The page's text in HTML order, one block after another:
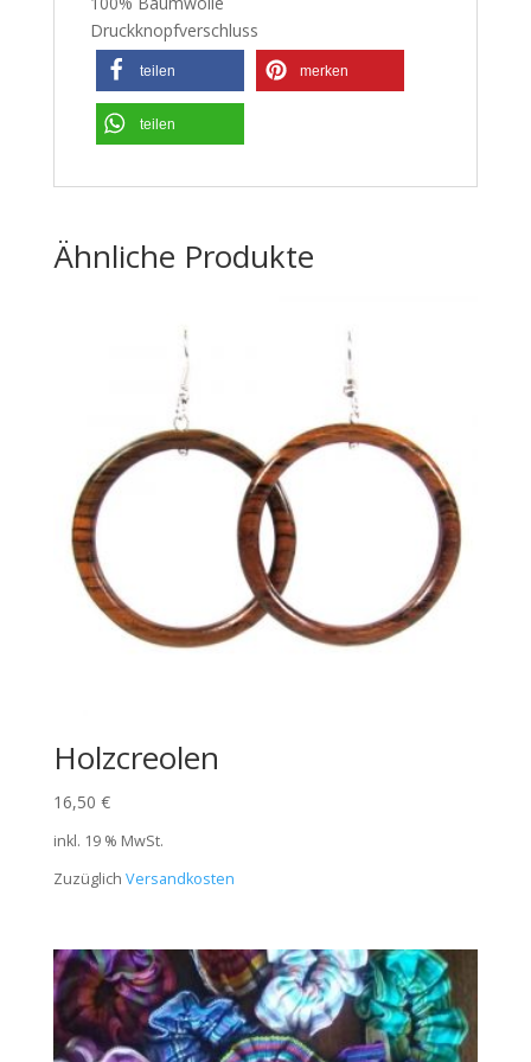
Druckknopfverschluss
teilen merken
teilen
Ähnliche Produkte
Holzcreolen
16,50 €
inkl. 19 % MwSt.
Zuzüglich Versandkosten